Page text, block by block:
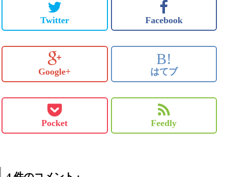
Twitter Facebook
Google+
B!
はてブ
Pocket Feedly